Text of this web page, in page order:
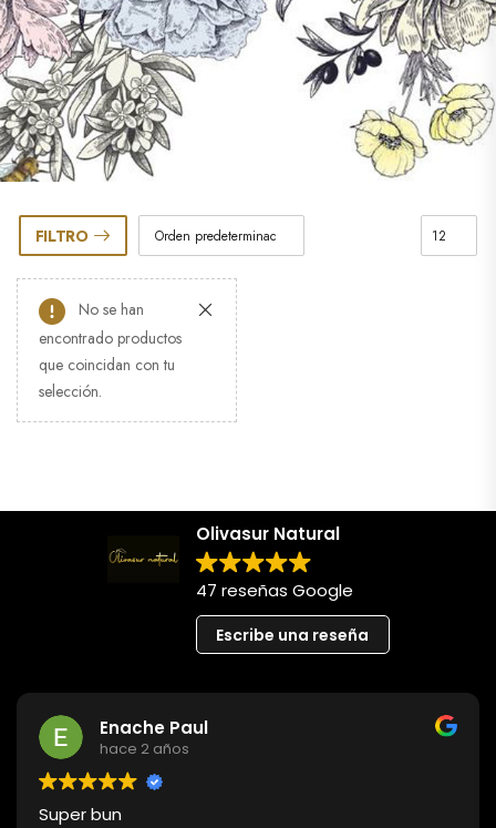
FILTRO
No se han
encontrado productos
que coincidan con tu
selección.
Olivasur Natural
47 reseñas Google
Escribe una reseña
Enache Paul
hace 2 años
Super bun